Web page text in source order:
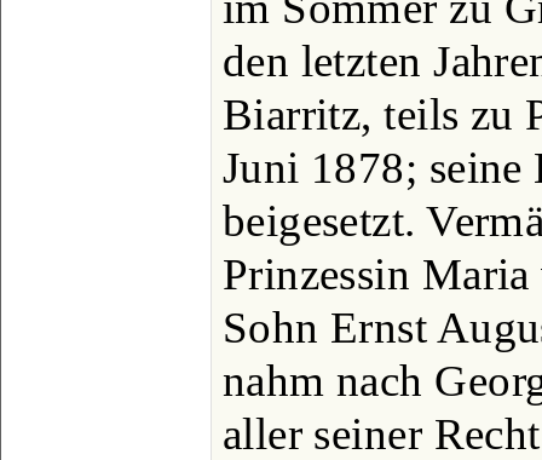
den letzten
Biarritz, teils zu
Juni 1878;
beigesetzt.
Prinzessin
Sohn Ernst
nahm nach
aller seiner